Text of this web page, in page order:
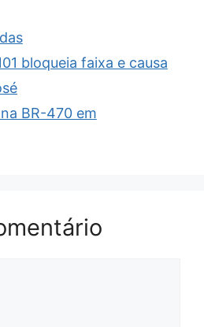
bloqueia faixa e causa
BR-470 em